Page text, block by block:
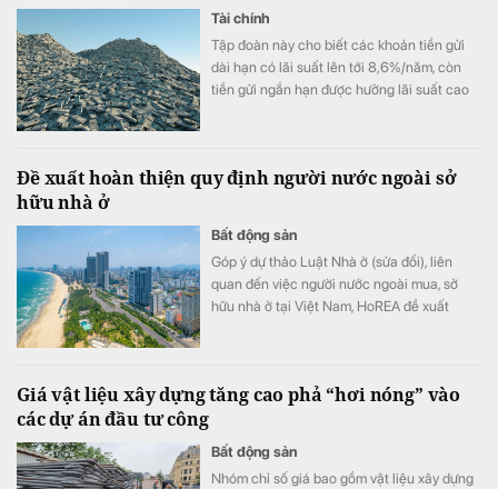
Tài chính
Tập đoàn này cho biết các khoản tiền gửi
dài hạn có lãi suất lên tới 8,6%/năm, còn
tiền gửi ngắn hạn được hưởng lãi suất cao
Đề xuất hoàn thiện quy định người nước ngoài sở
hữu nhà ở
Bất động sản
Góp ý dự thảo Luật Nhà ở (sửa đổi), liên
quan đến việc người nước ngoài mua, sở
hữu nhà ở tại Việt Nam, HoREA đề xuất
Giá vật liệu xây dựng tăng cao phả “hơi nóng” vào
các dự án đầu tư công
Bất động sản
Nhóm chỉ số giá bao gồm vật liệu xây dựng